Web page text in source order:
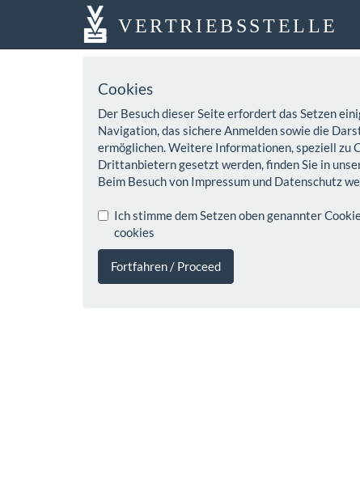
VERTRIEBSSTELLE
Cookies
Der Besuch dieser Seite erfordert das Setzen
Navigation, das sichere Anmelden sowie die
ermöglichen. Weitere Informationen, speziell zu
Drittanbietern gesetzt werden, finden Sie in
Beim Besuch von Impressum und Datenschutz
Ich stimme dem Setzen oben genannter
cookies
Fortfahren / Proceed